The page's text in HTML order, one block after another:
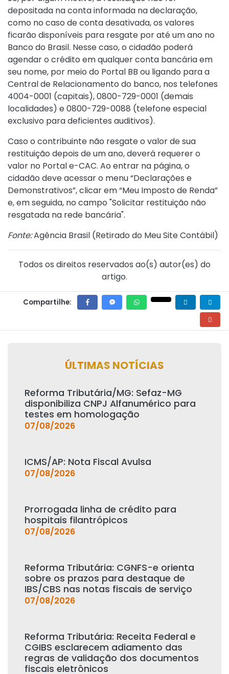
depositada na conta informada na declaração,
como no caso de conta desativada, os valores
ficarão disponíveis para resgate por até um ano no
Banco do Brasil. Nesse caso, o cidadão poderá
agendar o crédito em qualquer conta bancária em
seu nome, por meio do Portal BB ou ligando para a
Central de Relacionamento do banco, nos telefones
4004-0001 (capitais), 0800-729-0001 (demais
localidades) e 0800-729-0088 (telefone especial
exclusivo para deficientes auditivos).
Caso o contribuinte não resgate o valor de sua
restituição depois de um ano, deverá requerer o
valor no Portal e-CAC. Ao entrar na página, o
cidadão deve acessar o menu “Declarações e
Demonstrativos”, clicar em “Meu Imposto de Renda”
e, em seguida, no campo "Solicitar restituição não
resgatada na rede bancária".
Fonte:Agência Brasil (Retirado do Meu Site Contábil)
Todos os direitos reservados ao(s) autor(es) do
artigo.
Compartilhe:
ÚLTIMAS NOTÍCIAS
Reforma Tributária/MG: Sefaz-MG
disponibiliza CNPJ Alfanumérico para
testes em homologação
07/08/2026
ICMS/AP: Nota Fiscal Avulsa
07/08/2026
Prorrogada linha de crédito para
hospitais filantrópicos
07/08/2026
Reforma Tributária: CGNFS-e orienta
sobre os prazos para destaque de
IBS/CBS nas notas fiscais de serviço
07/08/2026
Reforma Tributária: Receita Federal e
CGIBS esclarecem adiamento das
regras de validação dos documentos
fiscais eletrônicos